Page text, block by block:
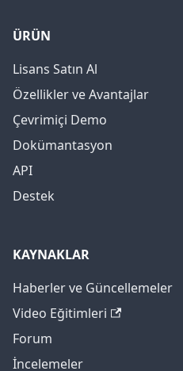
ÜRÜN
Lisans Satın Al
Özellikler ve Avantajlar
Çevrimiçi Demo
Dokümantasyon
API
Destek
KAYNAKLAR
Haberler ve Güncellemeler
Video Eğitimleri
Forum
İncelemeler